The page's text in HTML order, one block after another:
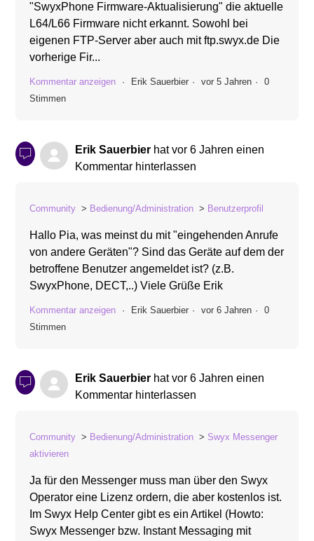
"SwyxPhone Firmware-Aktualisierung" die aktuelle
L64/L66 Firmware nicht erkannt. Sowohl bei
eigenen FTP-Server aber auch mit ftp.swyx.de Die
vorherige Fir...
Kommentar anzeigen Erik Sauerbier vor 5 Jahren
0
Stimmen
Erik Sauerbier hatvor 6 Jahren einen
Kommentar hinterlassen
Community Bedienung/Administration Benutzerprofil
Hallo Pia, was meinst du mit "eingehenden Anrufe
von andere Geräten"? Sind das Geräte auf dem der
betroffene Benutzer angemeldet ist? (z.B.
SwyxPhone, DECT,..) Viele Grüße Erik
Kommentar anzeigen Erik Sauerbier vor 6 Jahren
0
Stimmen
Erik Sauerbier hatvor 6 Jahren einen
Kommentar hinterlassen
Community Bedienung/Administration
Swyx Messenger
aktivieren
Ja für den Messenger muss man über den Swyx
Operator eine Lizenz ordern, die aber kostenlos ist.
Im Swyx Help Center gibt es ein Artikel (Howto:
Swyx Messenger bzw. Instant Messaging mit